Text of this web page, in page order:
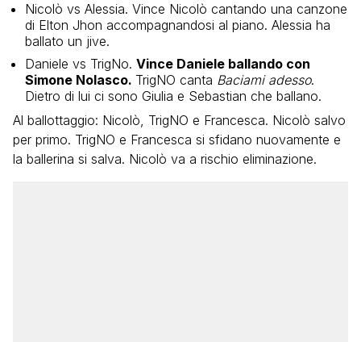
Nicolò vs Alessia. Vince Nicolò cantando una canzone
di Elton Jhon accompagnandosi al piano. Alessia ha
ballato un jive.
Daniele vs TrigNo. Vince Daniele ballando con
Simone Nolasco. TrigNO canta Baciami adesso.
Dietro di lui ci sono Giulia e Sebastian che ballano.
Al ballottaggio: Nicolò, TrigNO e Francesca. Nicolò salvo
per primo. TrigNO e Francesca si sfidano nuovamente e
la ballerina si salva. Nicolò va a rischio eliminazione.